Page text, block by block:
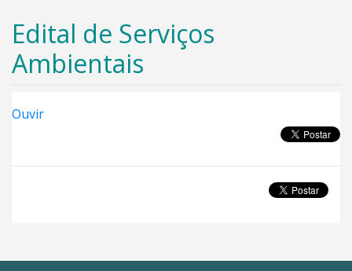
Edital de Serviços
Ambientais
Ouvir